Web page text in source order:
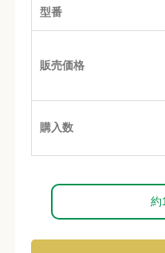
型番
販売価格
購入数
約